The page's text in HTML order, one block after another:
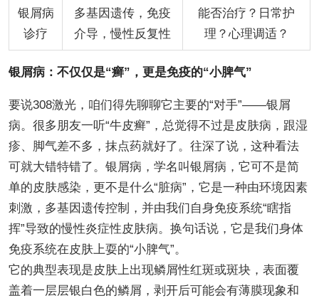
银屑病
诊疗
多基因遗传，免疫
介导，慢性反复性
能否治疗？日常护
理？心理调适？
银屑病：不仅仅是“癣”，更是免疫的“小脾气”
要说308激光，咱们得先聊聊它主要的“对手”——银屑
病。很多朋友一听“牛皮癣”，总觉得不过是皮肤病，跟湿
疹、脚气差不多，抹点药就好了。往深了说，这种看法
可就大错特错了。银屑病，学名叫银屑病，它可不是简
单的皮肤感染，更不是什么“脏病”，它是一种由环境因素
刺激，多基因遗传控制，并由我们自身免疫系统“瞎指
挥”导致的慢性炎症性皮肤病。换句话说，它是我们身体
免疫系统在皮肤上耍的“小脾气”。
它的典型表现是皮肤上出现鳞屑性红斑或斑块，表面覆
盖着一层层银白色的鳞屑，剥开后可能会有薄膜现象和